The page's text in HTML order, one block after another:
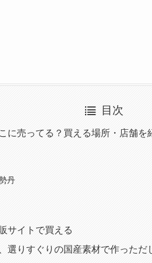
目次
に売ってる？買える場所・店舗を
丹
サイトで買える
選りすぐりの国産素材で作っただ